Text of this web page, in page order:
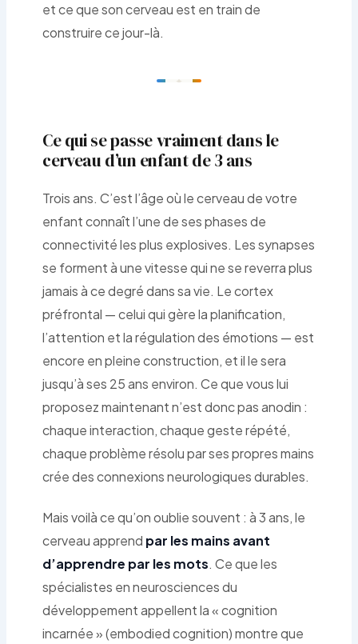
et ce que son cerveau est en train de
construire ce jour-là.
Ce qui se passe vraiment dans le
cerveau d’un enfant de 3 ans
Trois ans. C’est l’âge où le cerveau de votre
enfant connaît l’une de ses phases de
connectivité les plus explosives. Les synapses
se forment à une vitesse qui ne se reverra plus
jamais à ce degré dans sa vie. Le cortex
préfrontal — celui qui gère la planification,
l’attention et la régulation des émotions — est
encore en pleine construction, et il le sera
jusqu’à ses 25 ans environ. Ce que vous lui
proposez maintenant n’est donc pas anodin :
chaque interaction, chaque geste répété,
chaque problème résolu par ses propres mains
crée des connexions neurologiques durables.
Mais voilà ce qu’on oublie souvent : à 3 ans, le
cerveau apprend par les mains avant
d’apprendre par les mots. Ce que les
spécialistes en neurosciences du
développement appellent la « cognition
incarnée » (embodied cognition) montre que